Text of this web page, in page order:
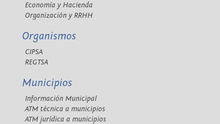
Economía y Hacienda
Organización y RRHH
Organismos
CIPSA
REGTSA
Municipios
Información Municipal
ATM técnica a municipios
ATM jurídica a municipios